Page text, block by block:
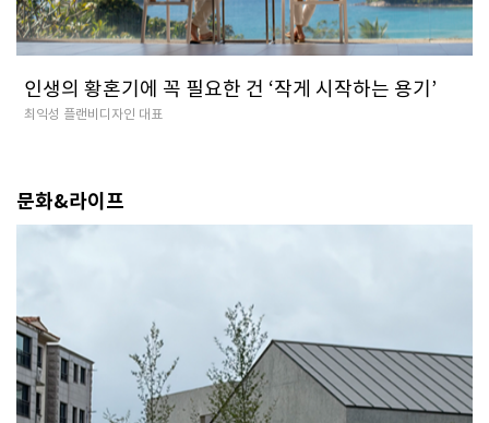
인생의 황혼기에 꼭 필요한 건 ‘작게 시작하는 용기’
최익성 플랜비디자인 대표
문화&라이프